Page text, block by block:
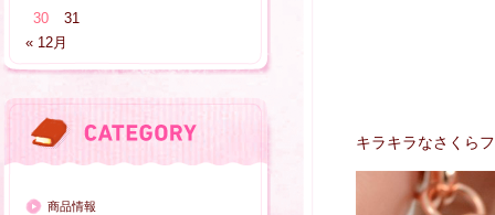
30
31
« 12月
商品情報
キラキラなさくら